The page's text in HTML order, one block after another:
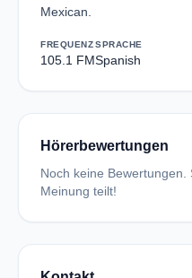
Mexican.
FREQUENZ
105.1 FM
SPRACHE
Spanish
Hörerbewertungen
Noch keine
Meinung teilt!